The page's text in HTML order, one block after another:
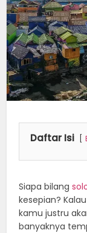
Daftar Isi
Siapa bilang
kesepian?
kamu justru
banyaknya